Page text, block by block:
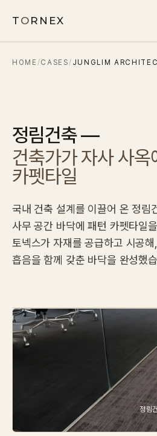
T O RNEX
Products
MELAMINE
WOOD WOOL
CARPET
SOUND MASKING
Stocks
PET
HOME /CASES/ JUNGLIM
정림건축 —
건축가가 자사 사옥
카펫타일
국내 건축 설계를 이끌어 온 정림
사무 공간 바닥에 패턴 카펫타일
토넥스가 자재를 공급하고 시공
흡음을 함께 갖춘 바닥을 완성했
정림